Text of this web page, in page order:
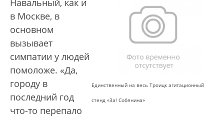
Единственный на весь Троицк агитационный
стенд «За! Собянина»
в Москве, в
основном
вызывает
симпатии у людей
помоложе. «Да,
городу в
последний год
что-то перепало